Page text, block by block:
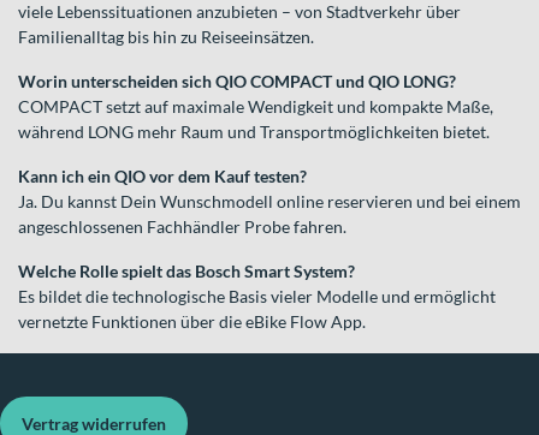
viele Lebenssituationen anzubieten – von Stadtverkehr über
Familienalltag bis hin zu Reiseeinsätzen.
Worin unterscheiden sich QIO COMPACT und QIO LONG?
COMPACT setzt auf maximale Wendigkeit und kompakte Maße,
während LONG mehr Raum und Transportmöglichkeiten bietet.
Kann ich ein QIO vor dem Kauf testen?
Ja. Du kannst Dein Wunschmodell online reservieren und bei einem
angeschlossenen Fachhändler Probe fahren.
Welche Rolle spielt das Bosch Smart System?
Es bildet die technologische Basis vieler Modelle und ermöglicht
vernetzte Funktionen über die eBike Flow App.
Vertrag widerrufen